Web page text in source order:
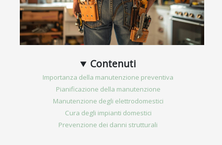
Contenuti
Importanza della manutenzione preventiva
Pianificazione della manutenzione
Manutenzione degli elettrodomestici
Cura degli impianti domestici
Prevenzione dei danni strutturali